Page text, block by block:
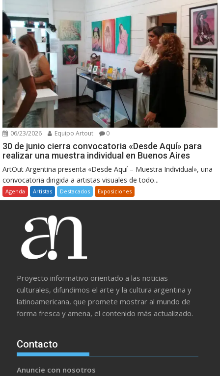
06/23/2026 Equipo Artout 0
30 de junio cierra convocatoria «Desde Aquí» para
realizar una muestra individual en Buenos Aires
ArtOut Argentina presenta «Desde Aquí – Muestra Individual», una
convocatoria dirigida a artistas visuales de todo...
Agenda Artistas Destacados Exposiciones
Proyecto informativo orientado a las noticias
culturales, difundimos el arte y la cultura argentina y
latinoamericana, que promete mostrar al mundo de
forma fresca y amena, el contenido más actualizado.
Contacto
Anuncie con nosotros